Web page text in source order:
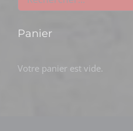
Panier
Votre panier est vide.